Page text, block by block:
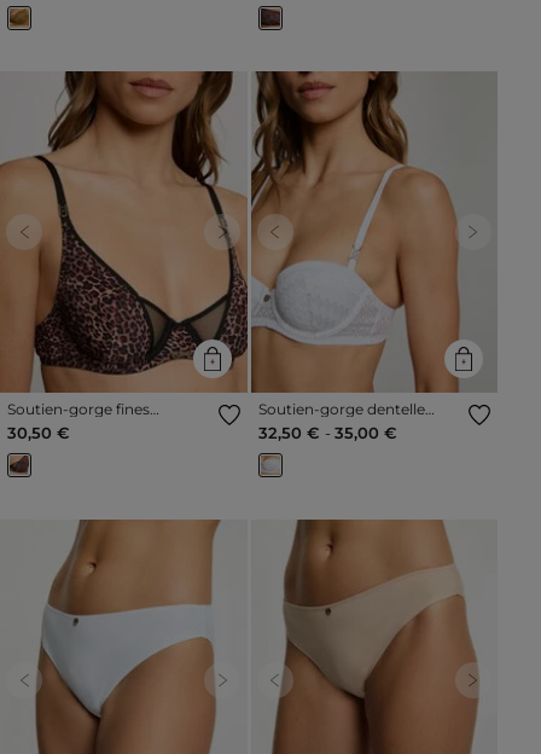
Previous Next
Soutien-gorge fines
bretelles noir femme
30,50 €
Previous Next
Soutien-gorge dentelle
blanc femme
32,50 € - 35,00 €
Previous Next Previous Next